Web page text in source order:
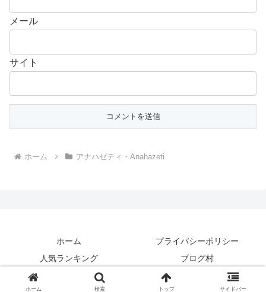
メール
サイト
ホーム アナハゼティ・Anahazeti
ホーム
プライバシーポリシー
人気ランキング
ブログ村
Copyright © 2015-2026 釣り動画TV All Rights Reserved.
ホーム 検索 トップ サイドバー